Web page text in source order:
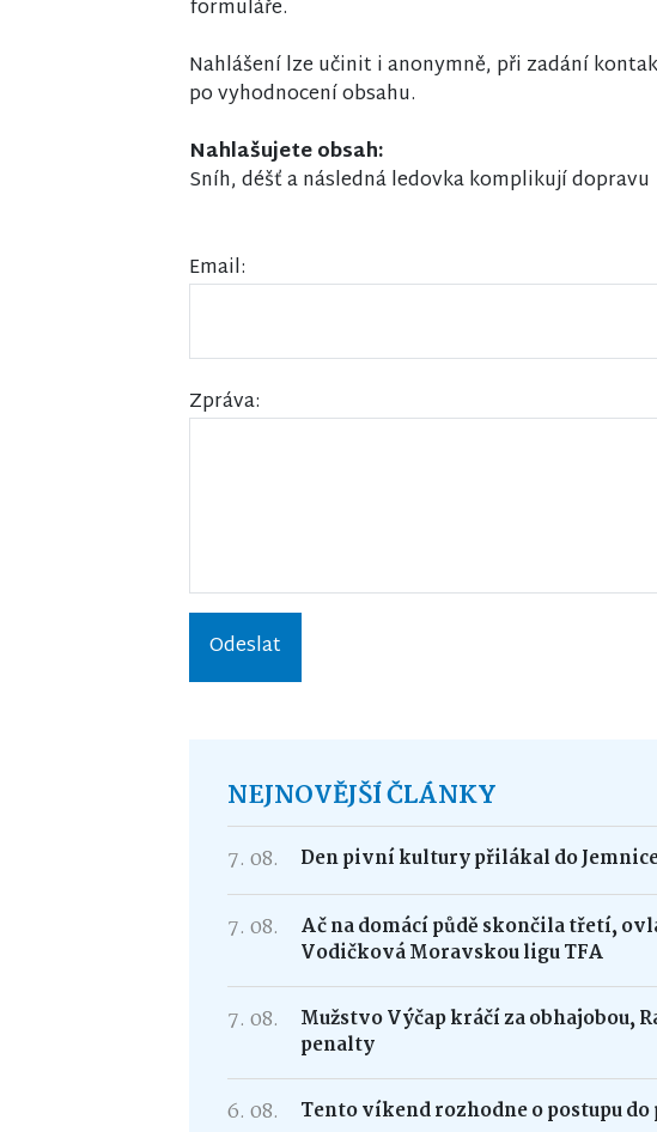
formuláře.
Nahlášení lze učinit i anonymně, při zadání
po vyhodnocení obsahu.
Nahlašujete obsah:
Sníh, déšť a následná ledovka komplikují dopravu
Email:
Zpráva:
Odeslat
NEJNOVĚJŠÍ ČLÁNKY
7. 08. Den pivní kultury přilákal do
7. 08.
Ač na domácí půdě skončila třetí,
Vodičková Moravskou ligu TFA
7. 08.
Mužstvo Výčap kráčí za obhajobou,
penalty
6. 08. Tento víkend rozhodne o postupu